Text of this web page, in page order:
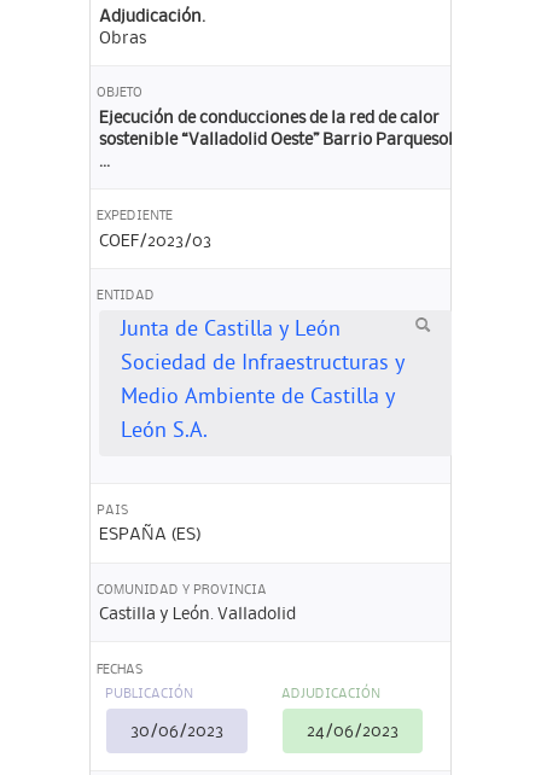
Adjudicación.
Obras
OBJETO
Ejecución de conducciones de la red de calor
sostenible “Valladolid Oeste” Barrio Parquesol
...
EXPEDIENTE
COEF/2023/03
ENTIDAD
Junta de Castilla y León
Sociedad de Infraestructuras y
Medio Ambiente de Castilla y
León S.A.
PAIS
ESPAÑA (ES)
COMUNIDAD Y PROVINCIA
Castilla y León. Valladolid
FECHAS
PUBLICACIÓN
30/06/2023
ADJUDICACIÓN
24/06/2023